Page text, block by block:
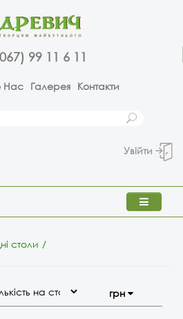
99 11 6 11
Нас Галерея Контакти
Увійти
столи
грн